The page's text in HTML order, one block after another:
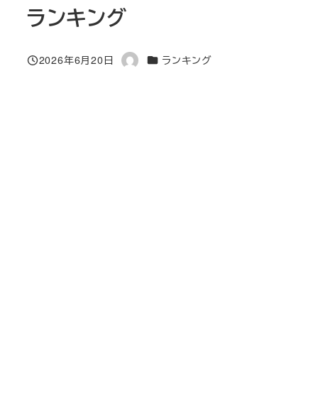
ランキング
投稿日
2026年6月20日
著
カテゴリー
ランキング